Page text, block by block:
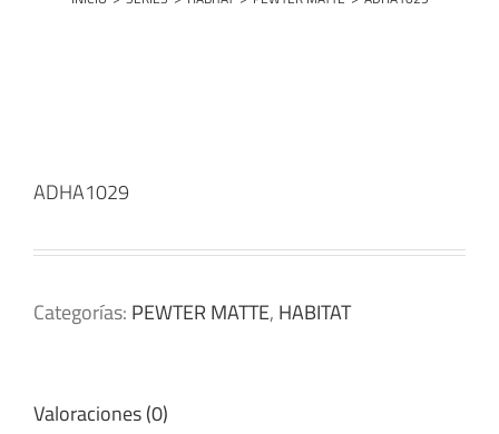
ADHA1029
Categorías: PEWTER MATTE, HABITAT
Valoraciones (0)